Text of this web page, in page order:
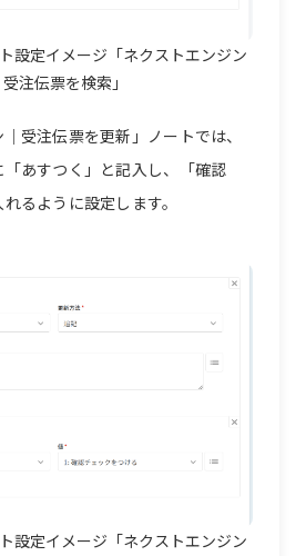
設定イメージ「ネクストエンジン
受注伝票を検索」
｜受注伝票を更新」ノートでは、
あすつく」と記入し、「確認
るように設定します。
設定イメージ「ネクストエンジン